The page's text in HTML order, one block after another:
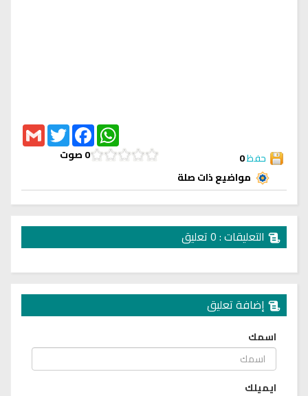
GmailTwitterFacebookWhatsApp
0صوت حفظ0
مواضيع ذات صلة
التعليقات : 0 تعليق
إضافة تعليق
اسمك
ايميلك